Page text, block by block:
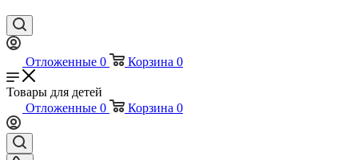
Отложенные 0 Корзина 0
Товары для детей
Отложенные 0 Корзина 0